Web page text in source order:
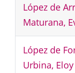
López de
Maturana,
López de
Urbina, Eloy